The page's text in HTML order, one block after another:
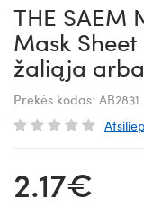
THE SAEM
Mask
žaliąja
Prekės kodas: AB2831
2.17€